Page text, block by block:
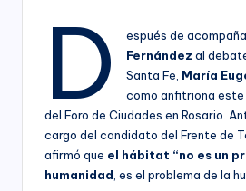
D espués de
Fernández al
Santa Fe, María
como anfitriona este
del Foro de Ciudades en Rosario.
cargo del candidato del Frente de
afirmó que el hábitat “no es un
humanidad , es el problema de la